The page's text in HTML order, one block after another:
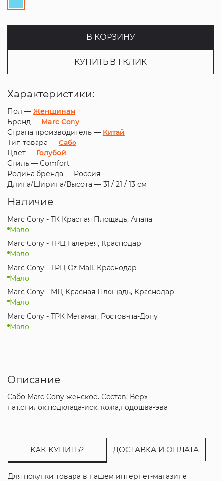
В КОРЗИНУ
КУПИТЬ В 1 КЛИК
Характеристики:
Пол — Женщинам
Бренд — Marc Cony
Страна производитель — Китай
Тип товара — Сабо
Цвет — Голубой
Стиль — Comfort
Родина бренда — Россия
Длина/Ширина/Высота — 31 / 21 / 13 см
Наличие
Marc Cony - ТК Красная Площадь, Анапа
Мало
Marc Cony - ТРЦ Галерея, Краснодар
Мало
Marc Cony - ТРЦ Oz Mall, Краснодар
Мало
Marc Cony - МЦ Красная Площадь, Краснодар
Мало
Marc Cony - ТРК Мегамаг, Ростов-на-Дону
Мало
Описание
Сабо Marc Cony женское. Состав: Верх-
нат.спилок,подклада-иск. кожа,подошва-эва
КАК КУПИТЬ? ДОСТАВКА И ОПЛАТА
Для покупки товара в нашем интернет-магазине